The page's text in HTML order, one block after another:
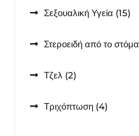
Σεξουαλική Υγεία 1515
Στεροειδή από το στόμα
Τζελ 22
Τριχόπτωση 44